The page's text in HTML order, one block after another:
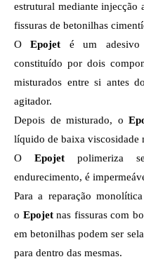
estrutural mediante injecção
fissuras de betonilhas
OEpojet é um adesivo
constituído por dois
misturados entre si antes
agitador.
Depois de misturado, o
líquido de baixa viscosidade
O Epojetpolimeriza
endurecimento, é
Para a reparação
o Epojetnas fissuras com
em betonilhas podem ser
para dentro das mesmas.